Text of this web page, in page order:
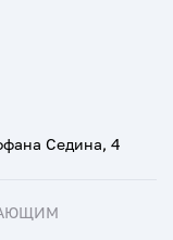
Седина, 4